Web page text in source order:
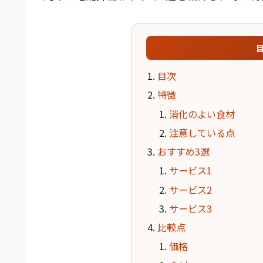
目次
特徴
消化のよい食材
注意している点
おすすめ3選
サービス1
サービス2
サービス3
比較点
価格